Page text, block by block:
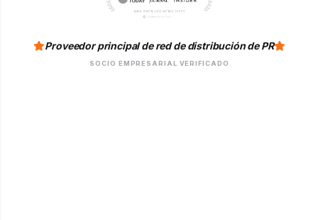
Proveedor principal de red de distribución de PR
SOCIO EMPRESARIAL VERIFICADO